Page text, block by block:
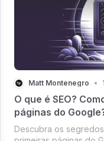
Matt Montenegro •
O que é SEO?
páginas do
Descubra os